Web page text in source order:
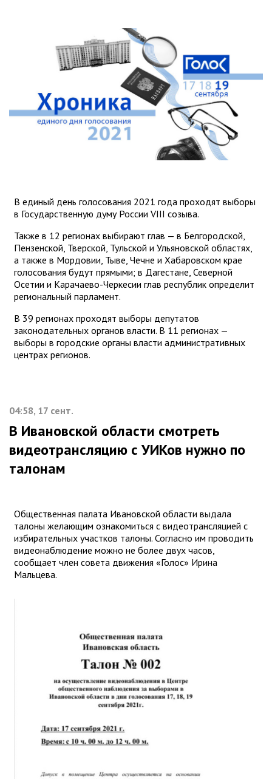
В единый день голосования 2021 года проходят выборы
в Государственную думу России VIII созыва.
Также в 12 регионах выбирают глав — в Белгородской,
Пензенской, Тверской, Тульской и Ульяновской областях,
а также в Мордовии, Тыве, Чечне и Хабаровском крае
голосования будут прямыми; в Дагестане, Северной
Осетии и Карачаево-Черкесии глав республик определит
региональный парламент.
В 39 регионах проходят выборы депутатов
законодательных органов власти. В 11 регионах —
выборы в городские органы власти административных
центрах регионов.
04:58, 17 сент.
В Ивановской области смотреть
видеотрансляцию с УИКов нужно по
талонам
Общественная палата Ивановской области выдала
талоны желающим ознакомиться с видеотрансляцией с
избирательных участков талоны. Согласно им проводить
видеонаблюдение можно не более двух часов,
сообщает член совета движения «Голос» Ирина
Мальцева.